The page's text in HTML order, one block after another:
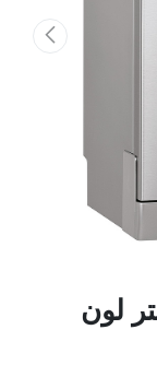
جلاية 5 برامج 8.5 لتر لون